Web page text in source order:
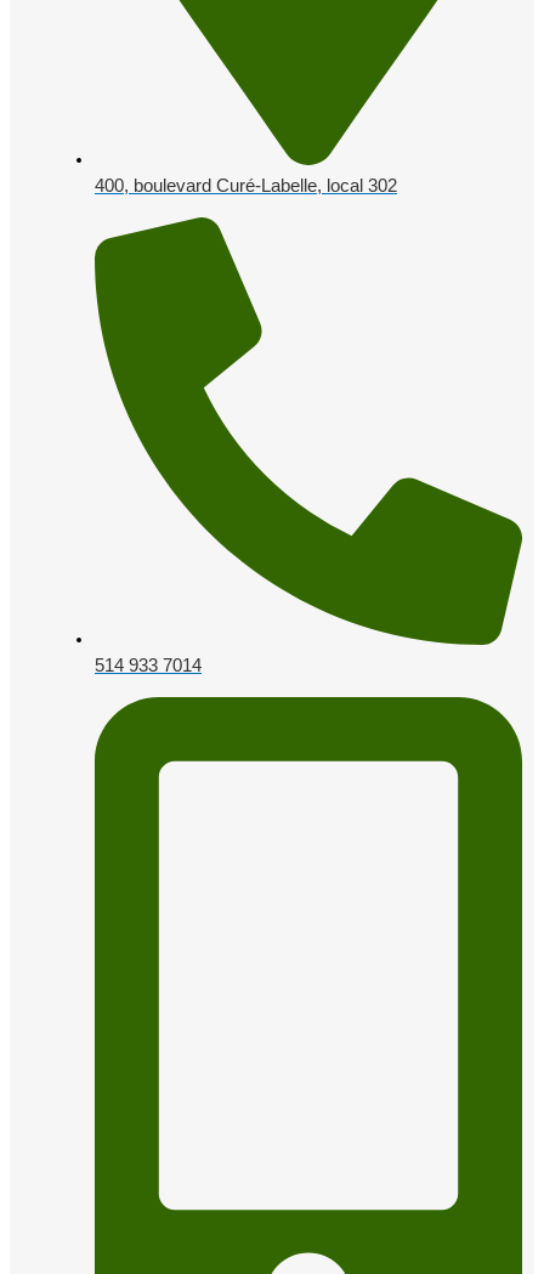
400, boulevard Curé-Labelle, local 302
514 933 7014